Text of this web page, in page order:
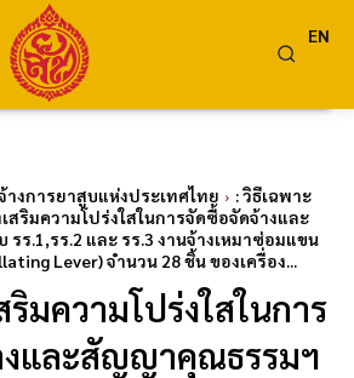
EN
งการยาสูบแห่งประเทศไทย
: วิธีเฉพาะ
สริมความโปร่งใสในการจัดซื้อจัดจ้างและ
ร.1,รร.2 และ รร.3 งานจ้างเหมาซ่อมแขน
Lever) จำนวน 28 ชิ้น ของเครื่อง...
ริมความโปร่งใสในการ
และสัญญาคุณธรรมฯ